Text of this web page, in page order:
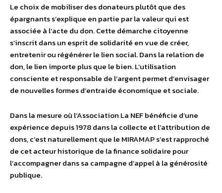
Le choix de mobiliser des donateurs plutôt que des
épargnants s’explique en partie par la valeur qui est
associée à l’acte du don. Cette démarche citoyenne
s’inscrit dans un esprit de solidarité en vue de créer,
entretenir ou régénérer le lien social. Dans la relation de
don, le lien importe plus que le bien. L’utilisation
consciente et responsable de l’argent permet d’envisager
de nouvelles formes d’entraide économique et sociale.
Dans la mesure où l’Association La NEF bénéficie d’une
expérience depuis 1978 dans la collecte et l’attribution de
dons, c’est naturellement que le MIRAMAP s’est rapproché
de cet acteur historique de la finance solidaire pour
l’accompagner dans sa campagne d’appel à la générosité
publique.